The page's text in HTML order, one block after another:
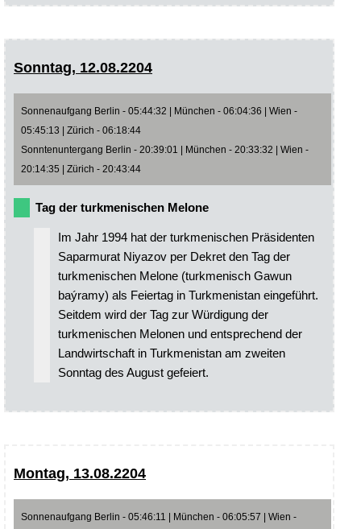
Sonntag, 12.08.2204
Sonnenaufgang Berlin - 05:44:32 | München - 06:04:36 | Wien -
05:45:13 | Zürich - 06:18:44
Sonntenuntergang Berlin - 20:39:01 | München - 20:33:32 | Wien -
20:14:35 | Zürich - 20:43:44
Tag der turkmenischen Melone
Im Jahr 1994 hat der turkmenischen Präsidenten
Saparmurat Niyazov per Dekret den Tag der
turkmenischen Melone (turkmenisch Gawun
baýramy) als Feiertag in Turkmenistan eingeführt.
Seitdem wird der Tag zur Würdigung der
turkmenischen Melonen und entsprechend der
Landwirtschaft in Turkmenistan am zweiten
Sonntag des August gefeiert.
Montag, 13.08.2204
Sonnenaufgang Berlin - 05:46:11 | München - 06:05:57 | Wien -